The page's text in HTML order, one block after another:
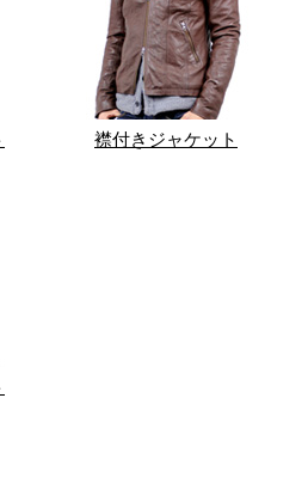
襟付きジャケット